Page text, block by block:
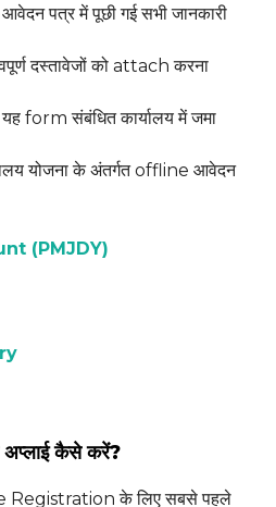
पत्र में पूछी गई सभी जानकारी
दस्तावेजों को attach करना
form संबंधित कार्यालय में जमा
योजना के अंतर्गत offline आवेदन
(PMJDY)
अप्लाई कैसे करें?
के लिए सबसे पहले